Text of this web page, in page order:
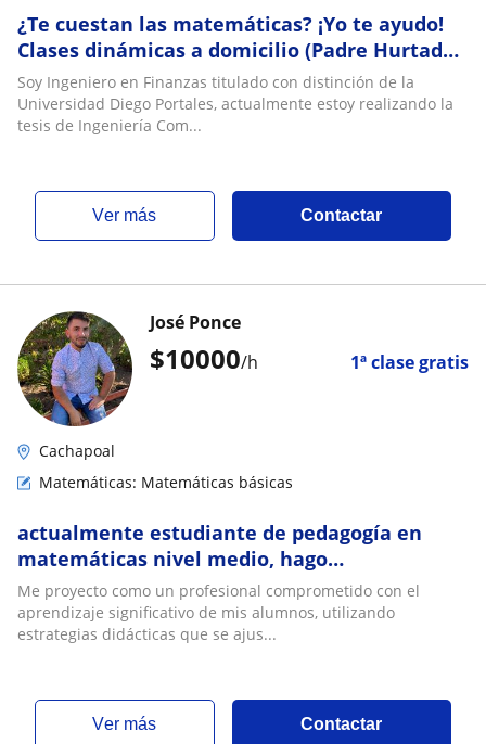
¿Te cuestan las matemáticas? ¡Yo te ayudo!
Clases dinámicas a domicilio (Padre Hurtado,
Maipú, Peñaflor y alrededores)
Soy Ingeniero en Finanzas titulado con distinción de la
Universidad Diego Portales, actualmente estoy realizando la
tesis de Ingeniería Com...
ver más Contactar
$10000/h 1ª clase gratis
José Ponce
Cachapoal
Matemáticas: Matemáticas básicas
actualmente estudiante de pedagogía en
matemáticas nivel medio, hago
reforzamientos a alumnos de enseñanza
media y PAES
Me proyecto como un profesional comprometido con el
aprendizaje significativo de mis alumnos, utilizando
estrategias didácticas que se ajus...
ver más Contactar